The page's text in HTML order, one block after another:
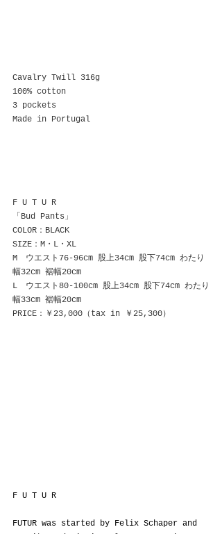
Cavalry Twill 316g
100% cotton
3 pockets
Made in Portugal
F U T U R
「Bud Pants」
COLOR：BLACK
SIZE：M・L・XL
M　ウエスト76-96cm 股上34cm 股下74cm わたり
幅32cm 裾幅20cm
L　ウエスト80-100cm 股上34cm 股下74cm わたり
幅33cm 裾幅20cm
PRICE：￥23,000（tax in ￥25,300）
F U T U R
FUTUR was started by Felix Schaper and